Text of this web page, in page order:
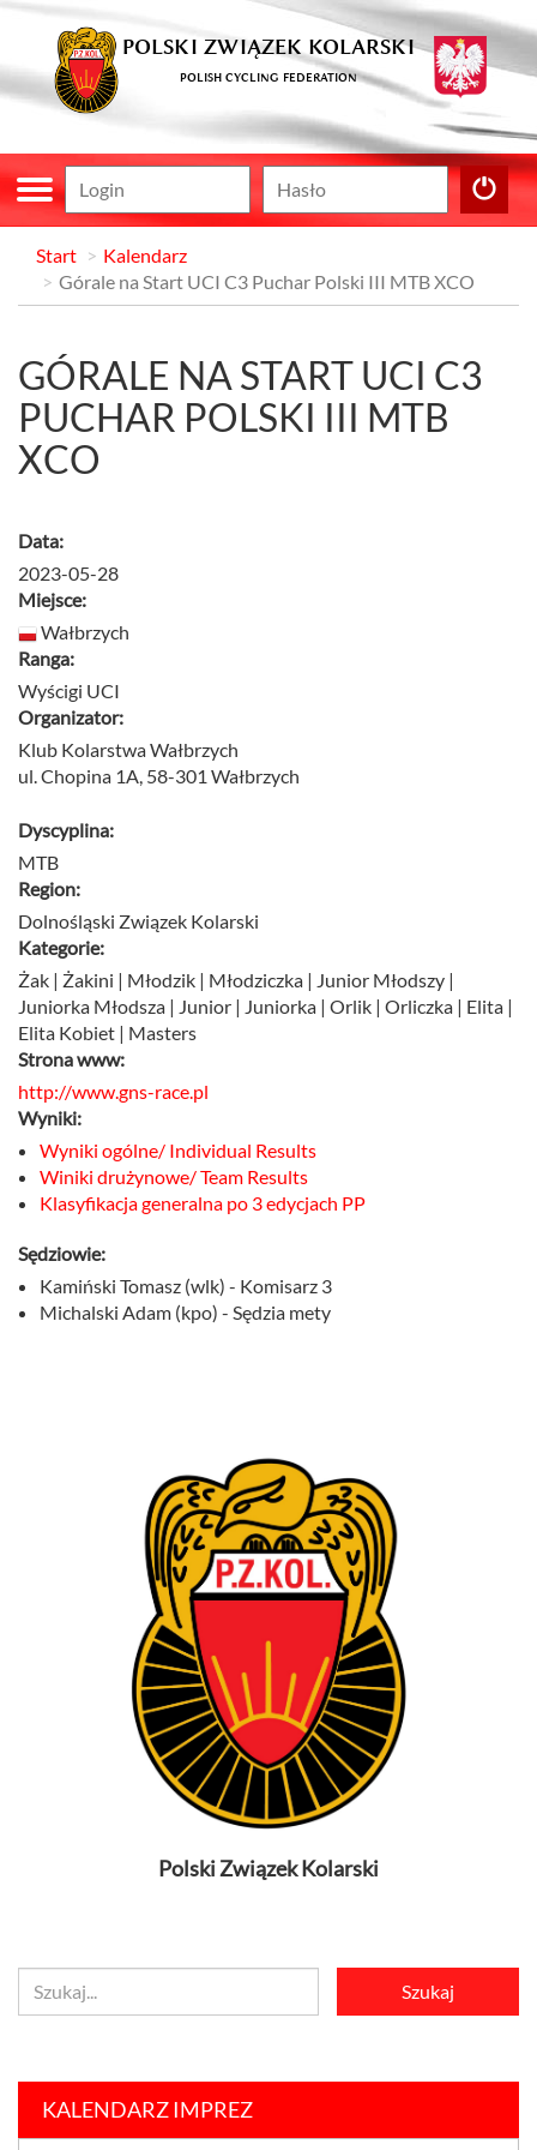
POLSKI ZWIĄZEK KOLARSKI
POLISH CYCLING FEDERATION
Start
Kalendarz
Górale na Start UCI C3 Puchar Polski III MTB XCO
GÓRALE NA START UCI C3
PUCHAR POLSKI III MTB
XCO
Data:
2023-05-28
Miejsce:
Wałbrzych
Ranga:
Wyścigi UCI
Organizator:
Klub Kolarstwa Wałbrzych
ul. Chopina 1A, 58-301 Wałbrzych
Dyscyplina:
MTB
Region:
Dolnośląski Związek Kolarski
Kategorie:
Żak | Żakini | Młodzik | Młodziczka | Junior Młodszy |
Juniorka Młodsza | Junior | Juniorka | Orlik | Orliczka | Elita |
Elita Kobiet | Masters
Strona www:
http://www.gns-race.pl
Wyniki:
Wyniki ogólne/ Individual Results
Winiki drużynowe/ Team Results
Klasyfikacja generalna po 3 edycjach PP
Sędziowie:
Kamiński Tomasz (wlk) - Komisarz 3
Michalski Adam (kpo) - Sędzia mety
Polski Związek Kolarski
KALENDARZ IMPREZ